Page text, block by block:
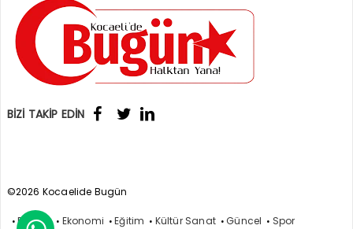
BİZİ TAKİP EDİN
©2026 Kocaelide Bugün
Politika Ekonomi Eğitim Kültür Sanat Güncel Spor